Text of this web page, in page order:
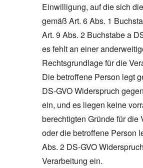
Einwilligung, auf die sich
gemäß Art. 6 Abs. 1
Art. 9 Abs. 2 Buchstabe a
es fehlt an einer
Rechtsgrundlage für die
Die betroffene Person legt
DS-GVO Widerspruch
ein, und es liegen keine
berechtigten Gründe für die
oder die betroffene Person
Abs. 2 DS-GVO
Verarbeitung ein.